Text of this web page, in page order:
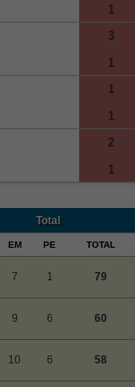
1
3
1
1
1
2
1
Total
EM PE TOTAL
7 1 79
9 6 60
10 6 58